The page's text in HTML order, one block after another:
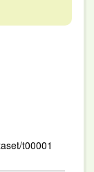
t00001